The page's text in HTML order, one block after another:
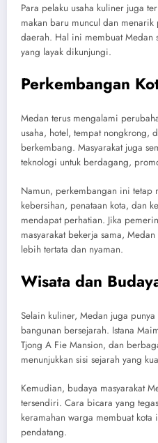
Para pelaku usaha kuliner juga
makan baru muncul dan
daerah. Hal ini membuat Medan
yang layak dikunjungi.
Perkembangan
Medan terus mengalami
usaha, hotel, tempat nongkrong,
berkembang. Masyarakat juga
teknologi untuk berdagang,
Namun, perkembangan ini tetap
kebersihan, penataan kota, dan
mendapat perhatian. Jika
masyarakat bekerja sama,
lebih tertata dan nyaman.
Wisata dan
Selain kuliner, Medan juga
bangunan bersejarah. Istana
Tjong A Fie Mansion, dan
menunjukkan sisi sejarah yang
Kemudian, budaya masyarakat
tersendiri. Cara bicara yang
keramahan warga membuat
pendatang.